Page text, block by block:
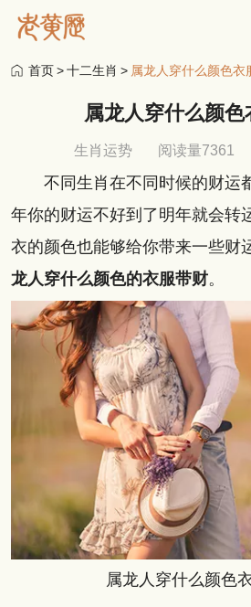
首页>十二生肖 > 属龙人穿什么颜色衣
属龙人穿什么颜色
生肖运势 阅读量7361
不同生肖在不同时候的财运
年你的财运不好到了明年就会转
衣的颜色也能够给你带来一些财
龙人穿什么颜色的衣服带财。
属龙人穿什么颜色